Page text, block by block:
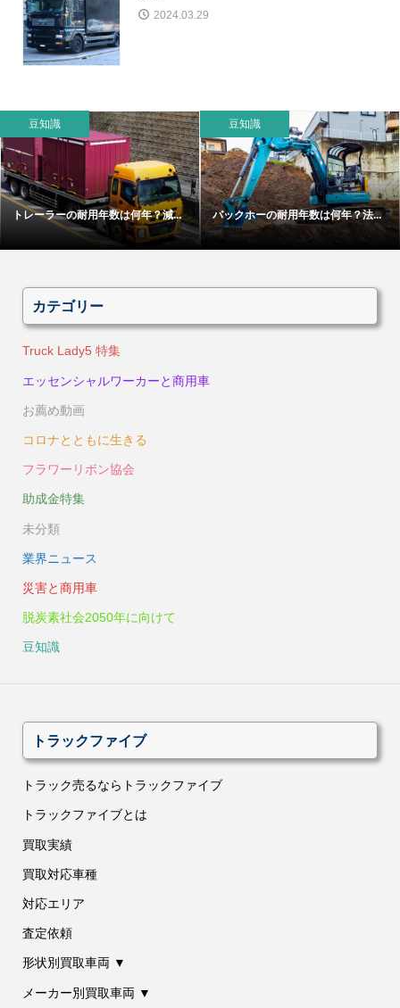
2024.03.29
豆知識
トレーラーの耐用年数は何年？減...
豆知識
バックホーの耐用年数は何年？法...
カテゴリー
Truck Lady5 特集
エッセンシャルワーカーと商用車
お薦め動画
コロナとともに生きる
フラワーリボン協会
助成金特集
未分類
業界ニュース
災害と商用車
脱炭素社会2050年に向けて
豆知識
トラックファイブ
トラック売るならトラックファイブ
トラックファイブとは
買取実績
買取対応車種
対応エリア
査定依頼
形状別買取車両 ▼
メーカー別買取車両 ▼